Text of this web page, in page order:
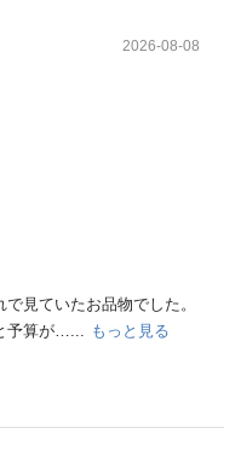
2026-08-08
見ていたお品物でした。
予算が…...
もっと見る